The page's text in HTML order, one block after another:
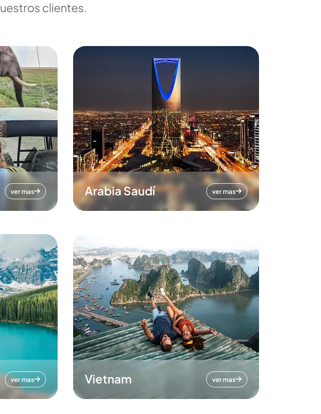
clientes.
ver mas Arabia Saudí ver mas
ver mas Vietnam ver mas